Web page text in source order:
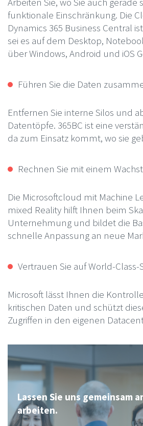
funktionale Einschränkung. Die
Dynamics 365 Business Central
sei es auf dem Desktop,
über Windows, Android und iOS
Führen Sie die Daten
Entfernen Sie interne Silos und
Datentöpfe. 365BC ist eine
da zum Einsatz kommt, wo sie
Rechnen Sie mit einem
Die Microsoftcloud mit Machine
mixed Reality hilft Ihnen beim
Unternehmung und bildet die
schnelle Anpassung an neue
Vertrauen Sie auf World-Class-
Microsoft lässt Ihnen die
kritischen Daten und schützt
Zugriffen in den eigenen
Lassen Sie uns gemeinsam
arbeiten.